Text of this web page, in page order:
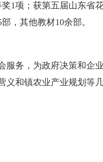
1项；获第五届山东省
，其他教材10余部。
务，为政府决策和企
和镇农业产业规划等